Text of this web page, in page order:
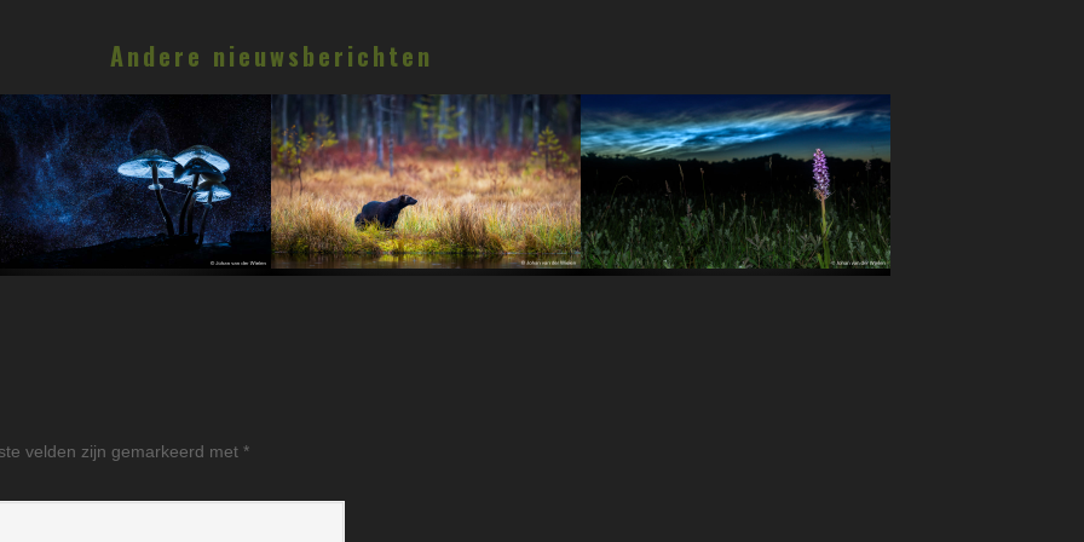
Andere nieuwsberichten
velden zijn gemarkeerd met *